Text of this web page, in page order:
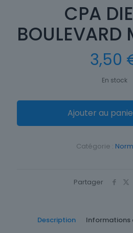
CPA
BOULEVARD
3,50
En stock
Ajouter au
Catégorie :
Partager
Description Informations